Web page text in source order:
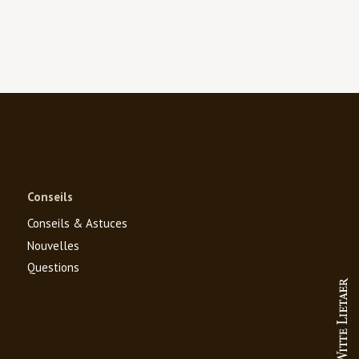
Conseils
Conseils & Astuces
Nouvelles
Questions